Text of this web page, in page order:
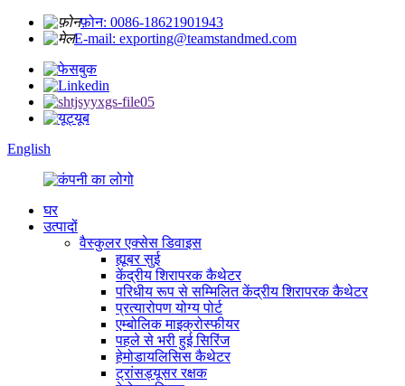
फ़ोन: 0086-18621901943
E-mail: exporting@teamstandmed.com
English
घर
उत्पादों
वैस्कुलर एक्सेस डिवाइस
ह्यूबर सुई
केंद्रीय शिरापरक कैथेटर
परिधीय रूप से सम्मिलित केंद्रीय शिरापरक कैथेटर
प्रत्यारोपण योग्य पोर्ट
एम्बोलिक माइक्रोस्फीयर
पहले से भरी हुई सिरिंज
हेमोडायलिसिस कैथेटर
ट्रांसड्यूसर रक्षक